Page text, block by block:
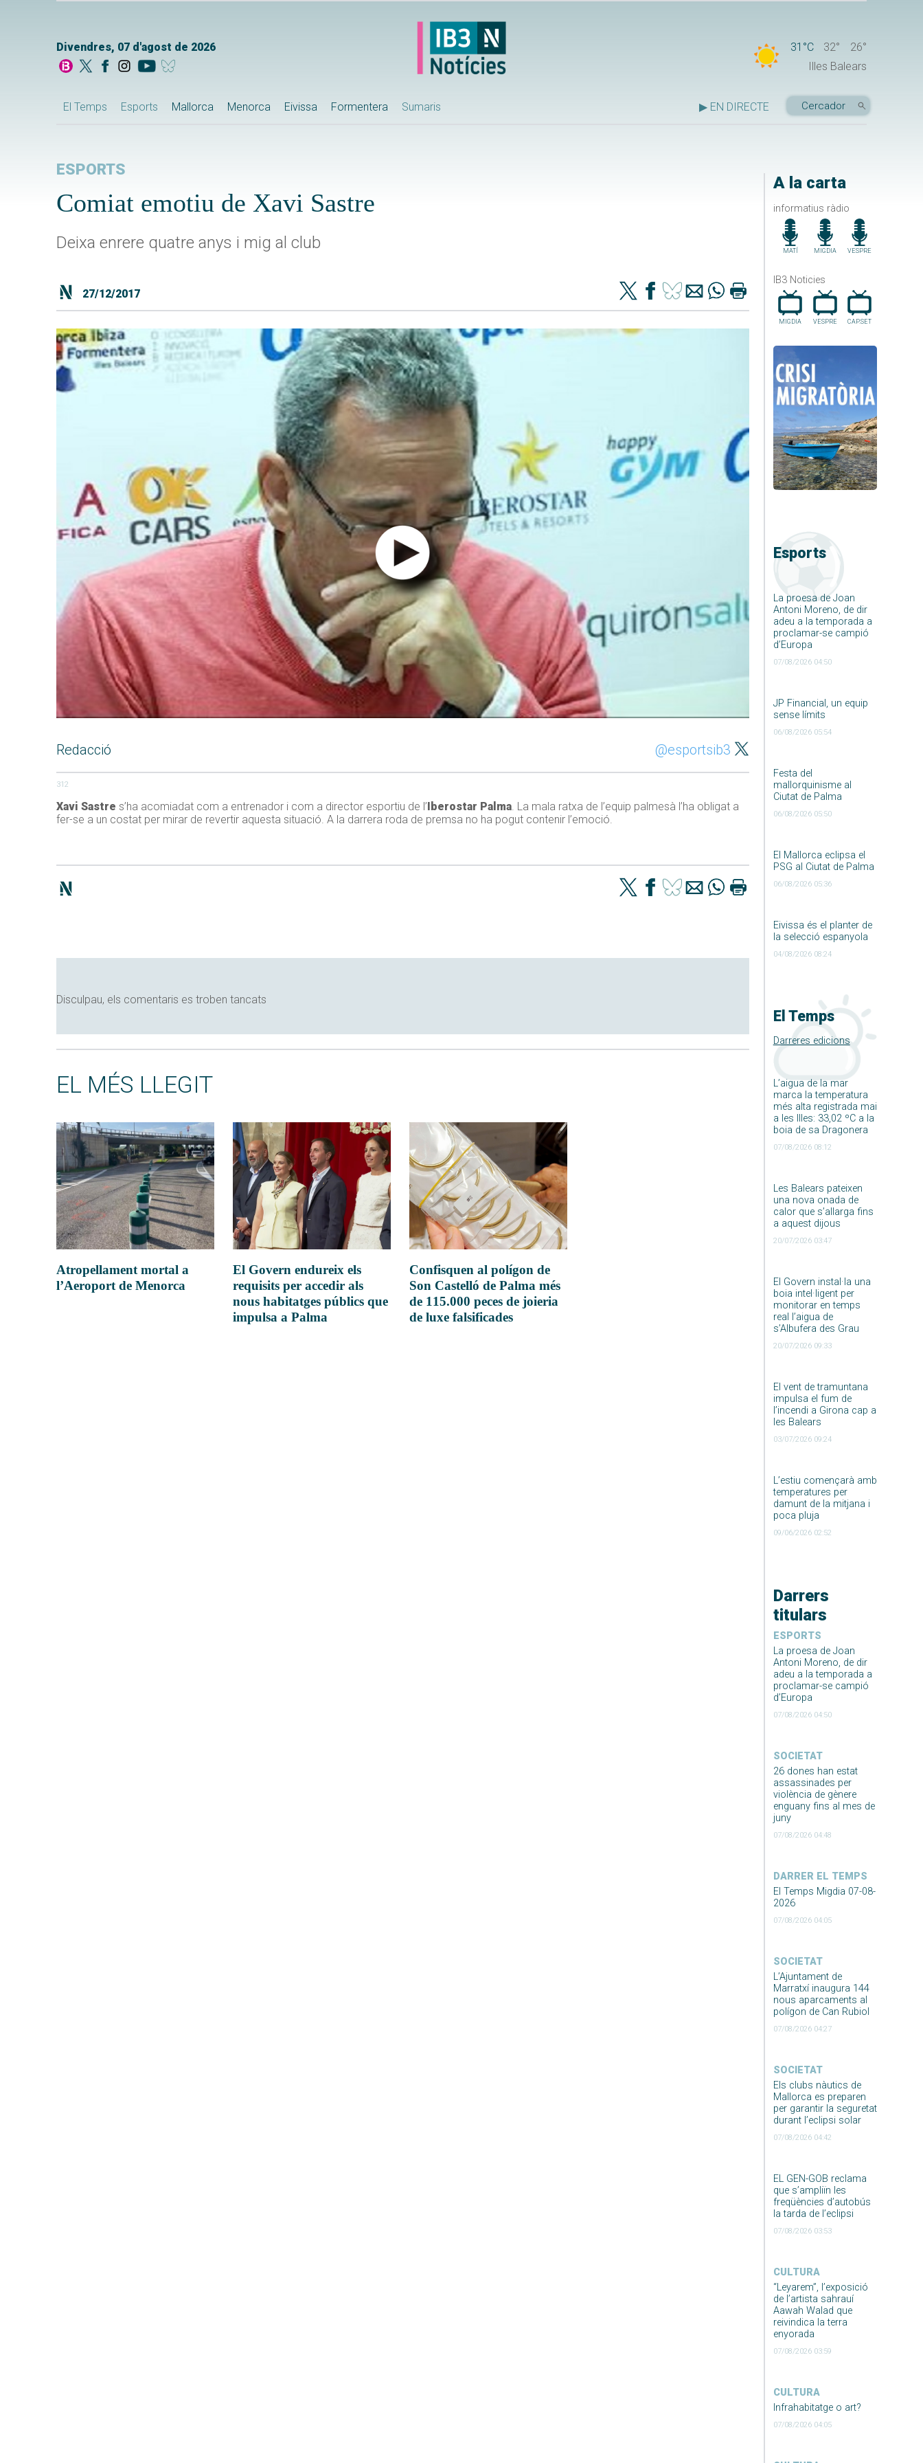
Divendres, 07 d'agost de 2026 31°C 32°
26°
Illes Balears
El Temps Esports Mallorca Menorca Eivissa Formentera Sumaris ▶ EN DIRECTE
A la carta
informatius ràdio
MATÍ MIGDIA VESPRE
IB3 Noticies
MIGDIA VESPRE CAP.SET
Esports
La proesa de Joan
Antoni Moreno, de dir
adeu a la temporada a
proclamar-se campió
d’Europa
07/08/2026 04:50
JP Financial, un equip
sense límits
06/08/2026 05:54
Festa del
mallorquinisme al
Ciutat de Palma
06/08/2026 05:50
El Mallorca eclipsa el
PSG al Ciutat de Palma
06/08/2026 05:36
Eivissa és el planter de
la selecció espanyola
04/08/2026 08:24
El Temps
Darreres edicions
L’aigua de la mar
marca la temperatura
més alta registrada mai
a les Illes: 33,02 ºC a la
boia de sa Dragonera
07/08/2026 08:12
Les Balears pateixen
una nova onada de
calor que s’allarga fins
a aquest dijous
20/07/2026 03:47
El Govern instal·la una
boia intel·ligent per
monitorar en temps
real l’aigua de
s’Albufera des Grau
20/07/2026 09:33
El vent de tramuntana
impulsa el fum de
l’incendi a Girona cap a
les Balears
03/07/2026 09:24
L’estiu començarà amb
temperatures per
damunt de la mitjana i
poca pluja
09/06/2026 02:52
Darrers
titulars
ESPORTS
La proesa de Joan
Antoni Moreno, de dir
adeu a la temporada a
proclamar-se campió
d’Europa
07/08/2026 04:50
SOCIETAT
26 dones han estat
assassinades per
violència de gènere
enguany fins al mes de
juny
07/08/2026 04:48
DARRER EL TEMPS
El Temps Migdia 07-08-
2026
07/08/2026 04:05
SOCIETAT
L’Ajuntament de
Marratxí inaugura 144
nous aparcaments al
polígon de Can Rubiol
07/08/2026 04:27
SOCIETAT
Els clubs nàutics de
Mallorca es preparen
per garantir la seguretat
durant l’eclipsi solar
07/08/2026 04:42
EL GEN-GOB reclama
que s’ampliïn les
freqüències d’autobús
la tarda de l’eclipsi
07/08/2026 03:53
CULTURA
“Leyarem”, l’exposició
de l’artista sahrauí
Aawah Walad que
reivindica la terra
enyorada
07/08/2026 03:59
CULTURA
Infrahabitatge o art?
07/08/2026 04:05
ESPORTS
Comiat emotiu de Xavi Sastre
Deixa enrere quatre anys i mig al club
27/12/2017
Redacció @esportsib3
312
Xavi Sastre s’ha acomiadat com a entrenador i com a director esportiu de l’ Iberostar Palma. La mala ratxa de l’equip palmesà l’ha obligat a
fer-se a un costat per mirar de revertir aquesta situació. A la darrera roda de premsa no ha pogut contenir l’emoció.
Disculpau, els comentaris es troben tancats
EL MÉS LLEGIT
Atropellament mortal a
l’Aeroport de Menorca
El Govern endureix els
requisits per accedir als
nous habitatges públics que
impulsa a Palma
Confisquen al polígon de
Son Castelló de Palma més
de 115.000 peces de joieria
de luxe falsificades